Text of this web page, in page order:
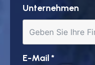
Unternehmen
E-Mail*